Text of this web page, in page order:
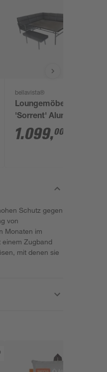
bellavista®
Loungemöbelset
'Sorrent' Aluminium
anthrazit 5-teilig
1.099,00
Schutz gegen
von
Monaten im
einem Zugband
mit denen sie